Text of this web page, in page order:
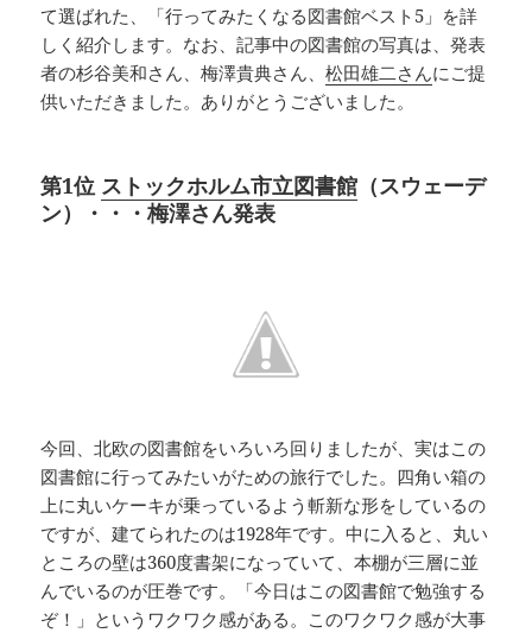
て選ばれた、「行ってみたくなる図書館ベスト5」を詳
しく紹介します。なお、記事中の図書館の写真は、発表
者の杉谷美和さん、梅澤貴典さん、松田雄二さんにご提
供いただきました。ありがとうございました。
第1位 ストックホルム市立図書館 （スウェーデ
ン）・・・梅澤さん発表
今回、北欧の図書館をいろいろ回りましたが、実はこの
図書館に行ってみたいがための旅行でした。四角い箱の
上に丸いケーキが乗っているよう斬新な形をしているの
ですが、建てられたのは1928年です。中に入ると、丸い
ところの壁は360度書架になっていて、本棚が三層に並
んでいるのが圧巻です。「今日はこの図書館で勉強する
ぞ！」というワクワク感がある。このワクワク感が大事